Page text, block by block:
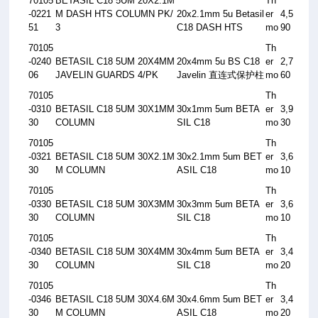
-0221
51
M DASH HTS COLUMN PK/
3
20x2.1mm 5u Betasil
C18 DASH HTS
er
mo
4,5
90
70105
-0240
06
BETASIL C18 5UM 20X4MM
JAVELIN GUARDS 4/PK
20x4mm 5u BS C18
Javelin 直连式保护柱
Th
er
mo
2,7
60
70105
-0310
30
BETASIL C18 5UM 30X1MM
COLUMN
30x1mm 5um BETA
SIL C18
Th
er
mo
3,9
30
70105
-0321
30
BETASIL C18 5UM 30X2.1M
M COLUMN
30x2.1mm 5um BET
ASIL C18
Th
er
mo
3,6
10
70105
-0330
30
BETASIL C18 5UM 30X3MM
COLUMN
30x3mm 5um BETA
SIL C18
Th
er
mo
3,6
10
70105
-0340
30
BETASIL C18 5UM 30X4MM
COLUMN
30x4mm 5um BETA
SIL C18
Th
er
mo
3,4
20
70105
-0346
30
BETASIL C18 5UM 30X4.6M
M COLUMN
30x4.6mm 5um BET
ASIL C18
Th
er
mo
3,4
20